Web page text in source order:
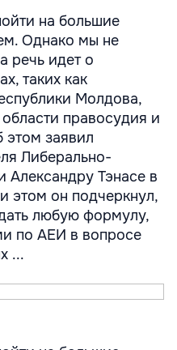
на большие
Однако мы не
речь идет о
таких как
Молдова,
правосудия и
этом заявил
Либерально-
Александру Тэнасе в
этом он подчеркнул,
любую формулу,
по АЕИ в вопросе
...